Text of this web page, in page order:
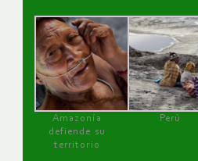
Amazonía
defiende su
territorio
Perú